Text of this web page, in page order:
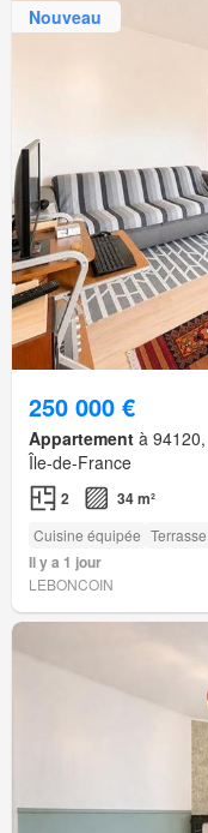
Nouveau
250 000 €
Appartement à
Île-de-France
2 34 m²
Cuisine équipée Terrasse
Il y a 1 jour
LEBONCOIN